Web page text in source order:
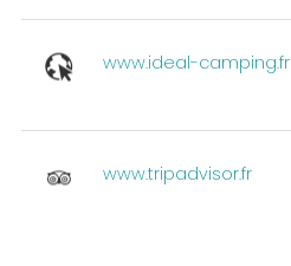
www.ideal-camping.fr
www.tripadvisor.fr